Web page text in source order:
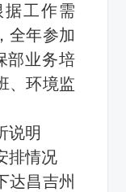
据工作需
全年参加
部业务培
、环境监
说明
排情况
达昌吉州